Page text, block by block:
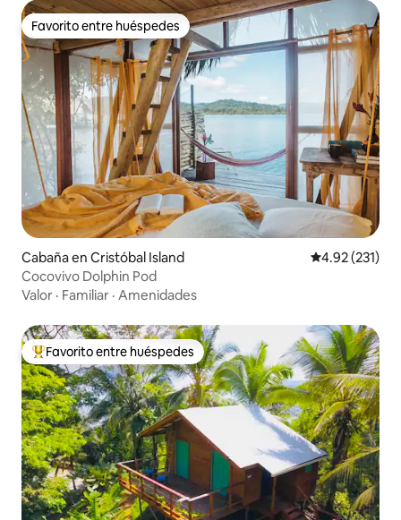
Favorito entre huéspedes
Favorito entre huéspedes
Cabaña en Cristóbal Island Calificación
4.92 (231)
Cocovivo Dolphin Pod
Valor · Familiar · Amenidades
De los mejores en Favorito entre huéspedes
Favorito entre huéspedes